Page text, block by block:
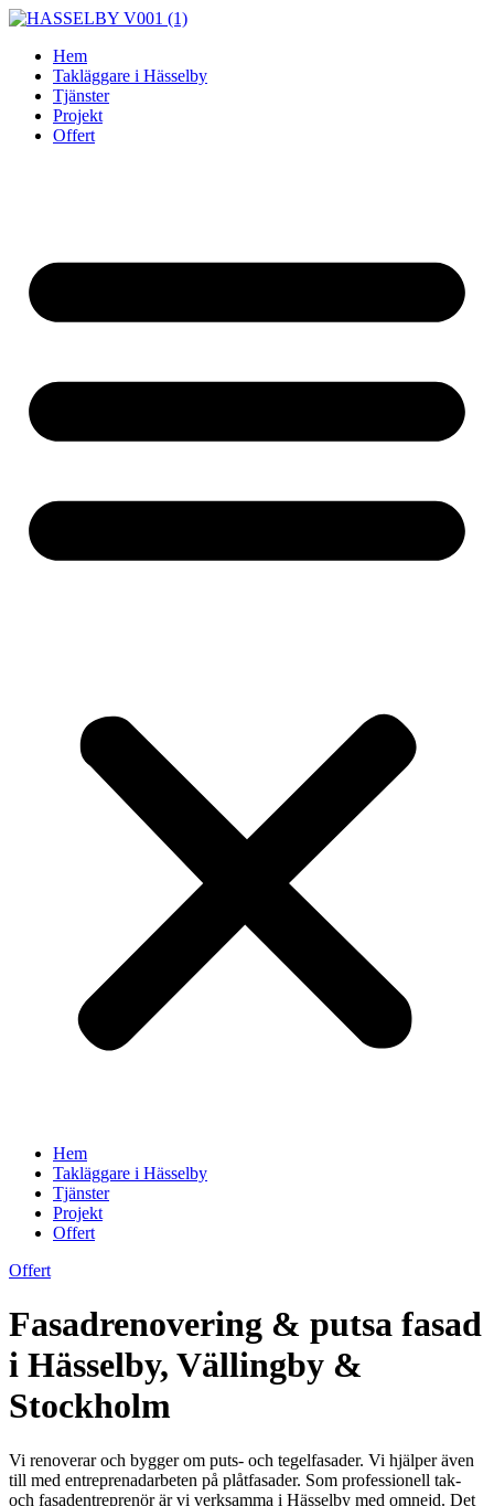
Skip
contentHem
Takläggare i Hässelby
Tjänster
Projekt
Offert
Hem
Takläggare i Hässelby
Tjänster
Projekt
Offert
Offert
Fasadrenovering & putsa fasad
i Hässelby, Vällingby &
Stockholm
Vi renoverar och bygger om puts- och tegelfasader. Vi hjälper även
till med entreprenadarbeten på plåtfasader. Som professionell tak-
och fasadentreprenör är vi verksamma i Hässelby med omnejd. Det